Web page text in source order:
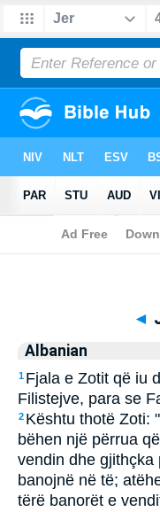
Biblia
◄
Albanian
1 Fjala e Zotit që iu
Filistejve, para se
2 Kështu thotë Zoti:
bëhen një përrua
vendin dhe gjithçka
banojnë në të;
tërë banorët e